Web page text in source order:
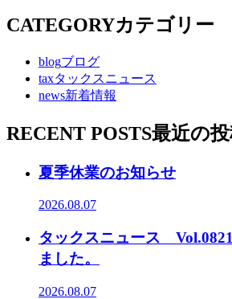
CATEGORYカテゴリー
blogブログ
taxタックスニュース
news新着情報
RECENT POSTS最近の
夏季休業のお知らせ
2026.08.07
タックスニュース
ました。
2026.08.07